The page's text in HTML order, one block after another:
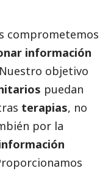
comprometemos
información
objetivo
puedan
terapias, no
por la